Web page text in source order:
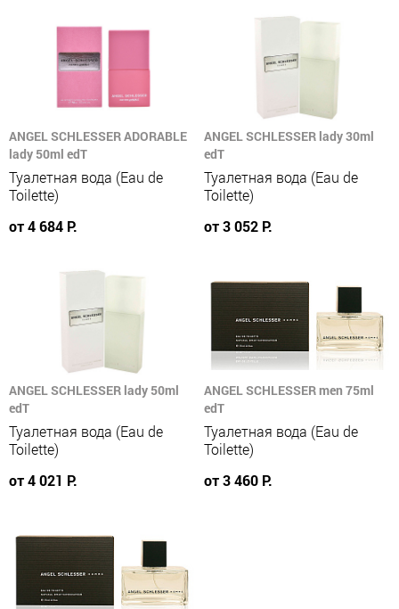
ANGEL SCHLESSER ADORABLE
lady 50ml edT
Туалетная вода (Eau de
Toilette)
от 4 684 Р.
ANGEL SCHLESSER lady 30ml
edT
Туалетная вода (Eau de
Toilette)
от 3 052 Р.
ANGEL SCHLESSER lady 50ml
edT
Туалетная вода (Eau de
Toilette)
от 4 021 Р.
ANGEL SCHLESSER men 75ml
edT
Туалетная вода (Eau de
Toilette)
от 3 460 Р.